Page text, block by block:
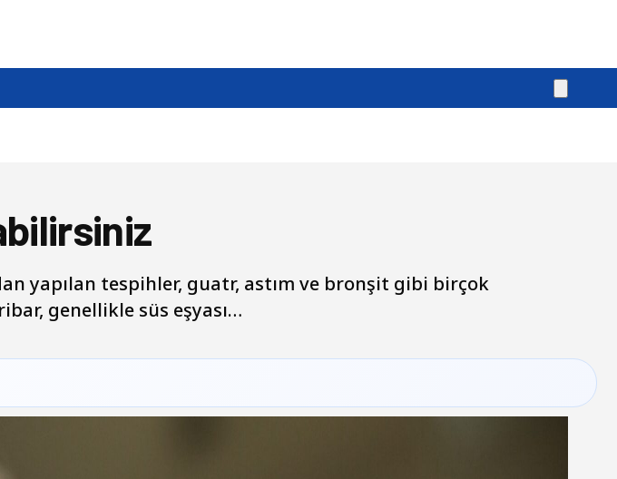
yapılan tespihler, guatr, astım ve bronşit gibi birçok
genellikle süs eşyası…